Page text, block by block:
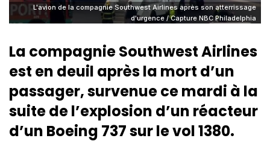
L'avion de la compagnie Southwest Airlines après son atterrissage
d'urgence / Capture NBC Philadelphia
La compagnie Southwest Airlines
est en deuil après la mort d’un
passager, survenue ce mardi à la
suite de l’explosion d’un réacteur
d’un Boeing 737 sur le vol 1380.